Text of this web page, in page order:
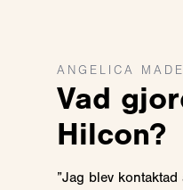
ANGELICA
Vad
Hilcon?
”Jag blev